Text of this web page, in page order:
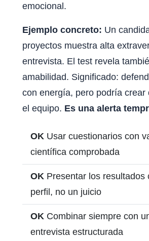
emocional.
Ejemplo concreto: Un
proyectos muestra alta
entrevista. El test revela
amabilidad. Significado:
con energía, pero podría crear
el equipo. Es una alerta
OK Usar cuestionarios con
científica comprobada
OK Presentar los resultados
perfil, no un juicio
OK Combinar siempre con
entrevista estructurada